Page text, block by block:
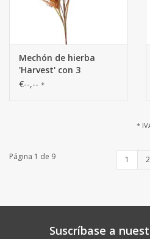
Mechón de hierba
'Harvest' con 3
penachos de plástico
€--,-- *
*
Página 1 de 9 1 2
Suscríbase a